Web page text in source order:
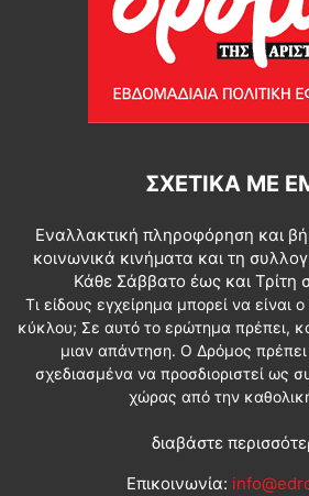
ΣΧΕΤΙΚΆ ΜΕ
Εναλλακτική πληροφόρηση και
κοινωνικά κινήματα και τη
Κάθε Σάββατο έως και Τρίτη
Τι είδους εγχείρημα μπορεί να είναι
κύκλου; Σε αυτό το ερώτημα πρέπει,
μιαν απάντηση. Ο Δρόμος πρέπει
σχεδιασμένα να προσδιοριστεί ως
χώρας από την
διαβάστε
Επικοινωνία: